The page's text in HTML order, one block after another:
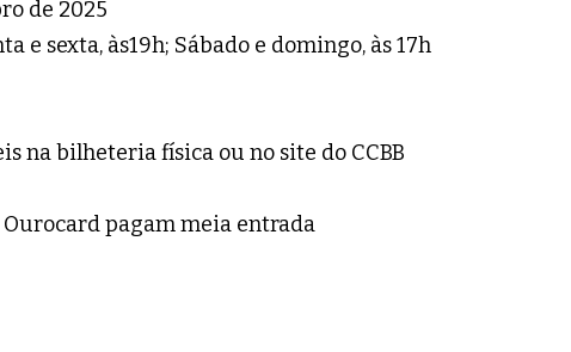
de 2025
e sexta, às19h; Sábado e domingo, às 17h
na bilheteria física ou no site do CCBB
Ourocard pagam meia entrada